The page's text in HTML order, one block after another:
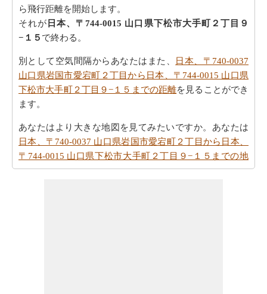
ら飛行距離を開始します。
それが 日本、〒744-0015 山口県下松市大手町２丁目９
−１５ で終わる。
別として空気間隔からあなたはまた、
日本、〒740-0037
山口県岩国市愛宕町２丁目から日本、〒744-0015 山口県
下松市大手町２丁目９−１５までの距離を見ることができ
ます。
あなたはより大きな地図を見てみたいですか。あなたは
日本、〒740-0037 山口県岩国市愛宕町２丁目から日本、
〒744-0015 山口県下松市大手町２丁目９−１５までの地
図ををチェックしたいですか。